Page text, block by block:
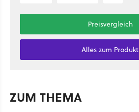
Preisvergleich
Alles zum Produkt
ZUM THEMA